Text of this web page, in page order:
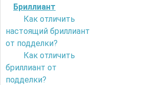
Бриллиант
Как отличить
настоящий бриллиант
от подделки?
Как отличить
бриллиант от
подделки?